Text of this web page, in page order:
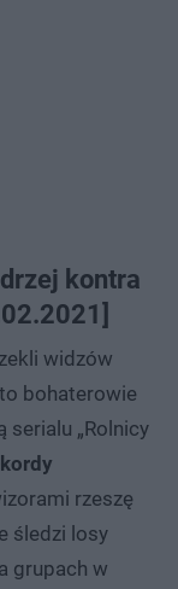
kontra
widzów
bohaterowie
serialu „Rolnicy
rzeszę
śledzi losy
grupach w